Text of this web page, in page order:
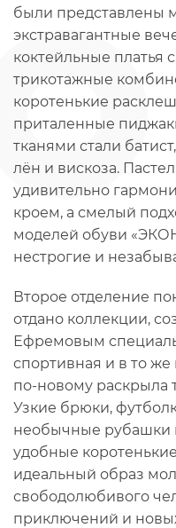
были представлены
экстравагантные
коктейльные платья
трикотажные
коротенькие
приталенные
тканями стали
лён и вискоза.
удивительно
кроем, а смелый
моделей обуви
нестрогие и
Второе отделение
отдано коллекции,
Ефремовым
спортивная и в то
по-новому раскрыла
Узкие брюки,
необычные рубашки
удобные коротенькие
идеальный образ
свободолюбивого
приключений и